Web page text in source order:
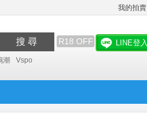
我的拍賣
搜 尋 R18 OFF
潮 Vspo
LINE登入